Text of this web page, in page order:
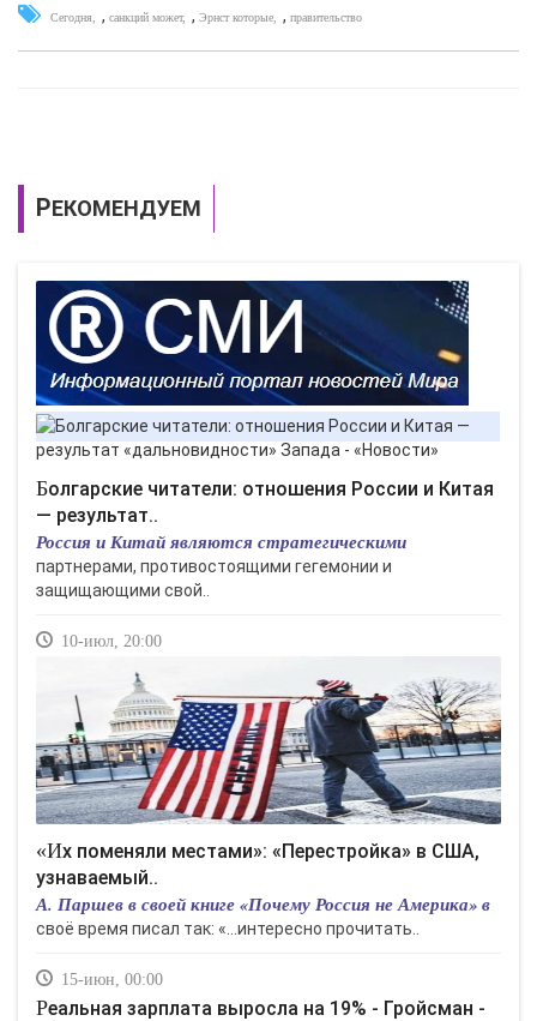
Сегодня , санкций может , Эрнст которые , правительство
РЕКОМЕНДУЕМ
Болгарские читатели: отношения России и Китая
— результат..
Россия и Китай являются стратегическими
партнерами, противостоящими гегемонии и
защищающими свой..
10-июл, 20:00
«Их поменяли местами»: «Перестройка» в США,
узнаваемый..
А. Паршев в своей книге «Почему Россия не Америка» в
своё время писал так: «…интересно прочитать..
15-июн, 00:00
Реальная зарплата выросла на 19% - Гройсман -